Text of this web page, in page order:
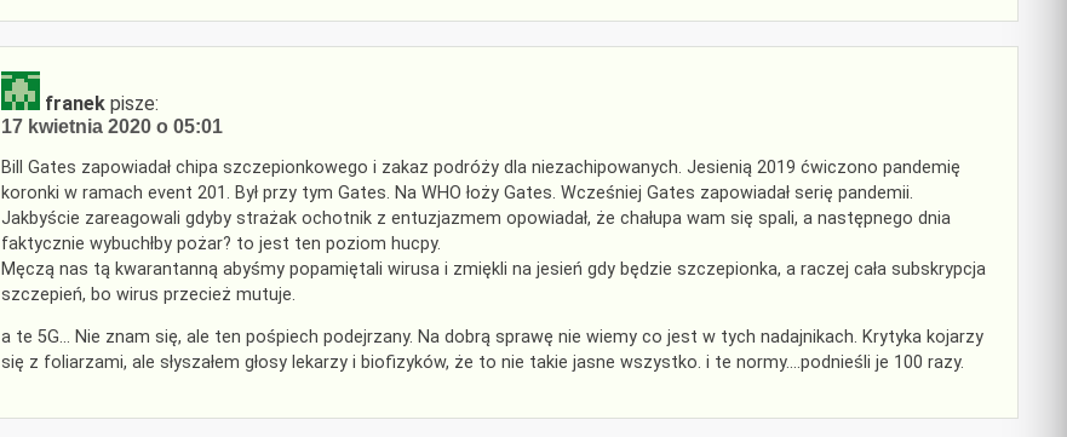
franek pisze:
17 kwietnia 2020 o 05:01
Bill Gates zapowiadał chipa szczepionkowego i zakaz podróży dla niezachipowanych. Jesienią 2019 ćwiczono pandemię
koronki w ramach event 201. Był przy tym Gates. Na WHO łoży Gates. Wcześniej Gates zapowiadał serię pandemii.
Jakbyście zareagowali gdyby strażak ochotnik z entuzjazmem opowiadał, że chałupa wam się spali, a następnego dnia
faktycznie wybuchłby pożar? to jest ten poziom hucpy.
Męczą nas tą kwarantanną abyśmy popamiętali wirusa i zmiękli na jesień gdy będzie szczepionka, a raczej cała subskrypcja
szczepień, bo wirus przecież mutuje.
a te 5G… Nie znam się, ale ten pośpiech podejrzany. Na dobrą sprawę nie wiemy co jest w tych nadajnikach. Krytyka kojarzy
się z foliarzami, ale słyszałem głosy lekarzy i biofizyków, że to nie takie jasne wszystko. i te normy….podnieśli je 100 razy.